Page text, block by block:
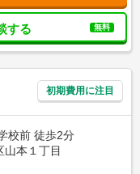
する 無料
初期費用に注目
校前 徒歩2分
山本１丁目